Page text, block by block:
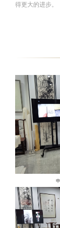
得更大的进步。